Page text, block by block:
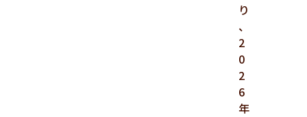
り
、
2
0
2
6
年